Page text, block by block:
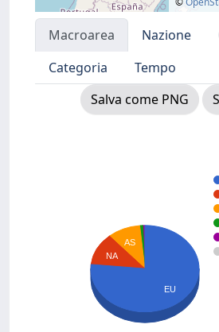
Macroarea Nazione
Categoria
Tempo
Salva come PNG
AS
NA
EU